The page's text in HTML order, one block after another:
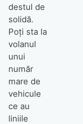
destul de
solidă.
Poţi sta la
volanul
unui
număr
mare de
vehicule
ce au
liniile